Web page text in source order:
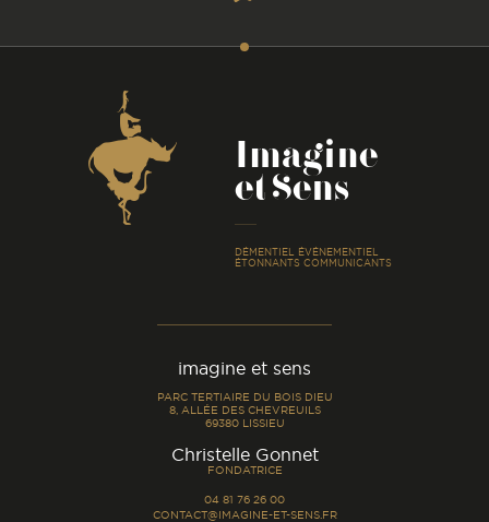
Coordonnées
Imagine
et Sens
DÉMENTIEL ÉVÉNEMENTIEL
ÉTONNANTS COMMUNICANTS
imagine et sens
PARC TERTIAIRE DU BOIS DIEU
8, ALLÉE DES CHEVREUILS
69380 LISSIEU
Christelle Gonnet-
FONDATRICE
04 81 76 26 00
CONTACT@IMAGINE-ET-SENS.FR